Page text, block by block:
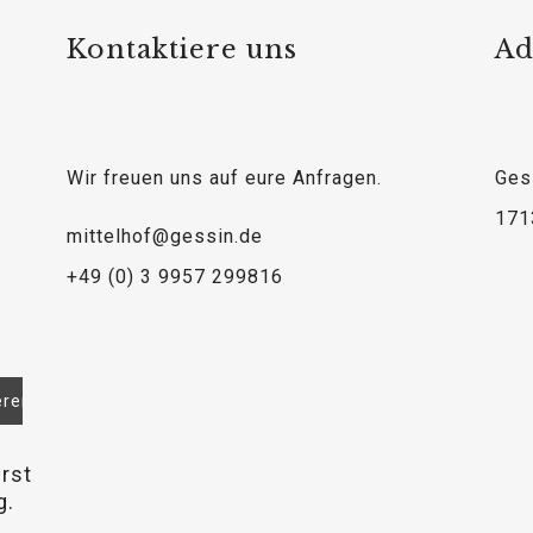
Kontaktiere uns
Wir freuen uns auf eure Anfragen.
mittelhof@gessin.de
+49 (0) 3 9957 299816